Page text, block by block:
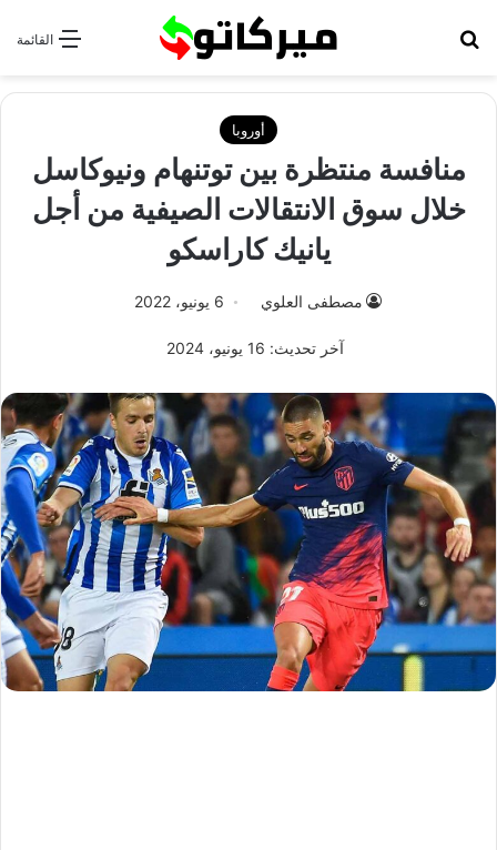
القائمة
أوروبا
منافسة منتظرة بين توتنهام ونيوكاسل
خلال سوق الانتقالات الصيفية من أجل
يانيك كاراسكو
مصطفى العلوي 6 يونيو، 2022
آخر تحديث: 16 يونيو، 2024